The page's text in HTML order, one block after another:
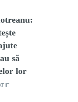
să
lor